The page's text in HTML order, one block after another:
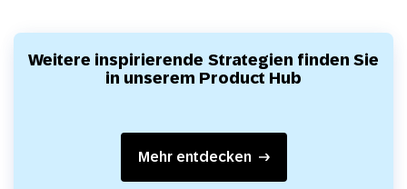
Weitere inspirierende Strategien finden Sie
in unserem Product Hub
Mehr entdecken